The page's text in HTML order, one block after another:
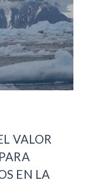
VALOR
EN LA